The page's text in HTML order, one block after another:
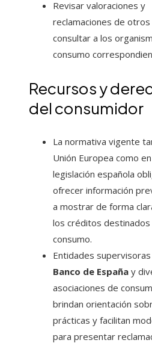
Revisar valoraciones y
reclamaciones de
consultar a los
consumo
Recursos y
del consumidor
La normativa vigente
Unión Europea como
legislación española
ofrecer información
a mostrar de forma
los créditos destinados
consumo.
Entidades
Banco de España y
asociaciones de
brindan orientación
prácticas y facilitan
para presentar